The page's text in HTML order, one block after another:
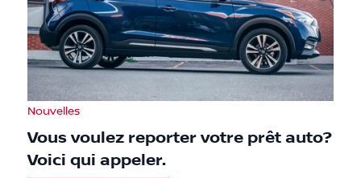
Nouvelles
Vous voulez reporter votre prêt auto?
Voici qui appeler.